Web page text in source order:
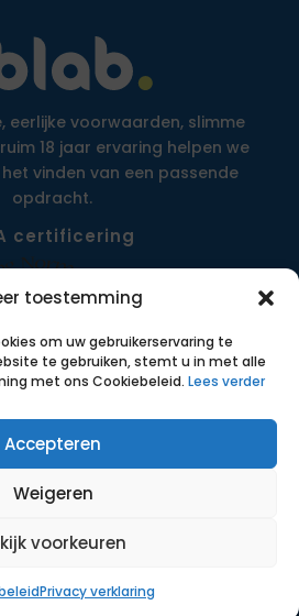
toestemming
om uw gebruikerservaring te
te gebruiken, stemt u in met alle
met ons Cookiebeleid. Lees verder
Accepteren
Weigeren
voorkeuren
Privacy verklaring
eerlijke voorwaarden, slimme
18 jaar ervaring helpen we
vinden van een passende
opdracht.
certificering
Opdrachten
Werkwijze
Contact